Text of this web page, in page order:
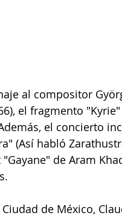
el fragmento
el concierto
(Así habló
de Aram
de México,